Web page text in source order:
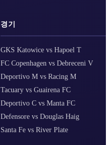
경기
GKS Katowice vs Hapoel T
FC Copenhagen vs Debreceni V
Deportivo M vs Racing M
Tacuary vs Guairena FC
Deportivo C vs Manta FC
Defensore vs Douglas Haig
Santa Fe vs River Plate